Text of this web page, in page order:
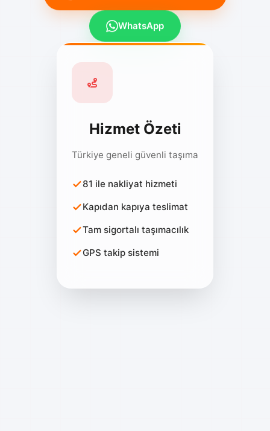
Hizmet Özeti
Türkiye geneli güvenli taşıma
81 ile nakliyat hizmeti
Kapıdan kapıya teslimat
Tam sigortalı taşımacılık
GPS takip sistemi